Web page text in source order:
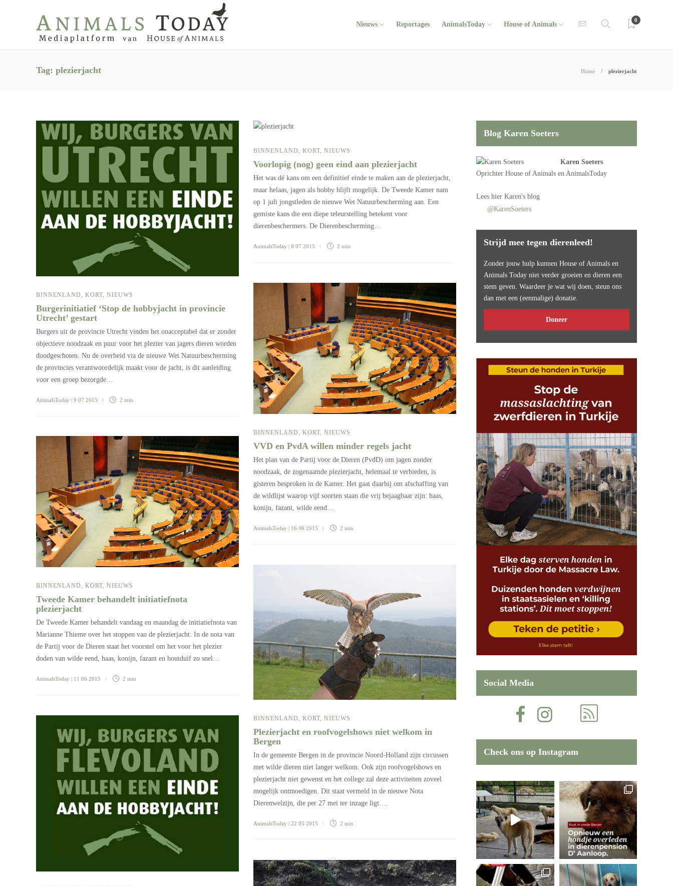
Nieuws Reportages AnimalsToday House of Animals
0
Tag: plezierjacht Home plezierjacht
BINNENLAND KORT NIEUWS
Burgerinitiatief ‘Stop de hobbyjacht in provincie
Utrecht’ gestart
Burgers uit de provincie Utrecht vinden het onacceptabel dat er zonder
objectieve noodzaak en puur voor het plezier van jagers dieren worden
doodgeschoten. Nu de overheid via de nieuwe Wet Natuurbescherming
de provincies verantwoordelijk maakt voor de jacht, is dit aanleiding
voor een groep bezorgde…
AnimalsToday | 9 07 2015 2 min
BINNENLAND, KORT, NIEUWS
Voorlopig (nog) geen eind aan plezierjacht
Het was dé kans om een definitief einde te maken aan de plezierjacht,
maar helaas, jagen als hobby blijft mogelijk. De Tweede Kamer nam
op 1 juli jongstleden de nieuwe Wet Natuurbescherming aan. Een
gemiste kans die een diepe teleurstelling betekent voor
dierenbeschermers. De Dierenbescherming…
AnimalsToday | 8 07 2015 2 min
BINNENLAND, KORT, NIEUWS
VVD en PvdA willen minder regels jacht
Het plan van de Partij voor de Dieren (PvdD) om jagen zonder
noodzaak, de zogenaamde plezierjacht, helemaal te verbieden, is
gisteren besproken in de Kamer. Het gaat daarbij om afschaffing van
de wildlijst waarop vijf soorten staan die vrij bejaagbaar zijn: haas,
konijn, fazant, wilde eend…
AnimalsToday | 16 06 2015 2 min
BINNENLAND, KORT, NIEUWS
Tweede Kamer behandelt initiatiefnota
plezierjacht
De Tweede Kamer behandelt vandaag en maandag de initiatiefnota van
Marianne Thieme over het stoppen van de plezierjacht. In de nota van
de Partij voor de Dieren staat het voorstel om het voor het plezier
doden van wilde eend, haas, konijn, fazant en houtduif zo snel…
AnimalsToday | 11 06 2015 2 min
BINNENLAND KORT NIEUWS
Plezierjacht en roofvogelshows niet welkom in
Bergen
In de gemeente Bergen in de provincie Noord-Holland zijn circussen
met wilde dieren niet langer welkom. Ook zijn roofvogelshows en
plezierjacht niet gewenst en het college zal deze activiteiten zoveel
mogelijk ontmoedigen. Dit staat vermeld in de nieuwe Nota
Dierenwelzijn, die per 27 mei ter inzage ligt….
AnimalsToday | 22 05 2015 2 min
Blog Karen Soeters
Karen Soeters
OprichterHouse of Animals en AnimalsToday
Leeshier Karen's blog
@KarenSoeters
Strijd mee tegen dierenleed!
Zonder jouw hulp kunnen House of Animals en
Animals Today niet verder groeien en dieren een
stem geven. Waardeer je wat wij doen, steun ons
dan met een (eenmalige) donatie.
Doneer
Social Media
Check ons op Instagram